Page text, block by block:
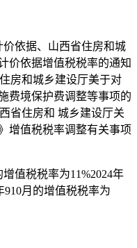
价依据、山西省住房和城
价依据增值税税率的通知
房和城乡建设厅美于对
费境保护费调整等事项的
省住房和 城乡建设厅关
增值税税率调整有关事项
值税税率为11%2024年
910月的增值税税率为